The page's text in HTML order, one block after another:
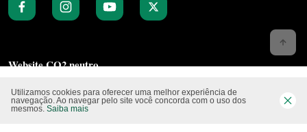
Website CO2 neutro
Utilizamos cookies para oferecer uma melhor experiência de
navegação. Ao navegar pelo site você concorda com o uso dos
mesmos. Saiba mais